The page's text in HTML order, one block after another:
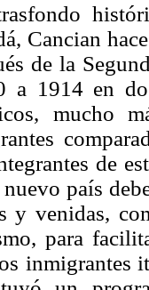
Cancian
de la
a 1914 en
mucho
de
país
y venidas,
para
inmigrantes